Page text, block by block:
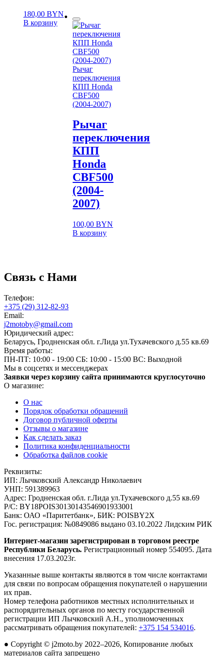
180,00 BYN
В корзину
Рычаг
переключения
КПП Honda
CBF500
(2004-2007)
Рычаг
переключения
КПП
Honda
CBF500
(2004-
2007)
100,00BYN
В корзину
Связь с Нами
Телефон:
+375 (29) 312-82-93
Email:
j2motoby@gmail.com
Юридический адрес:
Беларусь, Гродненская обл. г.Лида ул.Тухачевского д.55 кв.69
Время работы:
ПН-ПТ: 10:00 - 19:00 СБ: 10:00 - 15:00 ВС: Выходной
Мы в соцсетях и мессенджерах
Заявки через корзину сайта принимаются круглосуточно
О магазине:
О нас
Порядок обработки обращений
Договор публичной оферты
Отзывы о магазине
Как сделать заказ
Политика конфиденциальности
Обработка файлов cookie
Реквизиты:
ИП: Лычковский Александр Николаевич
УНП: 591389963
Адрес: Гродненская обл. г.Лида ул.Тухачевского д.55 кв.69
Р/С: BY18POIS30130143546901933001
Банк: ОАО «Паритетбанк», БИК: POISBY2X
Гос. регистрация: №0849086 выдано 03.10.2022 Лидским РИК
Интернет-магазин зарегистрирован в торговом реестре
Республики Беларусь. Регистрационный номер 554095. Дата
внесения 17.03.2023г.
Указанные выше контакты являются в том числе контактами
для связи по вопросам обращения покупателей о нарушении
их прав.
Номер телефона работников местных исполнительных и
распорядительных органов по месту государственной
регистрации ИП Лычковский А.Н., уполномоченных
рассматривать обращения покупателей: +375 154 534016.
● Copyright © j2moto.by 2022–2026, Копирование любых
материалов сайта запрещено